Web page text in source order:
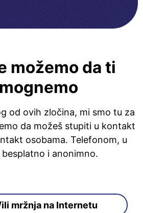
možemo da ti
od ovih zločina, mi smo tu za
da možeš stupiti u kontakt
osobama. Telefonom, u
besplatno i anonimno.
mržnja na Internetu